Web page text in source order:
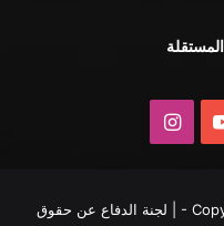
يوتيوبانستقرام
© Copyright 2026, All Rights Reserved - | لجنة الدفاع عن حقوق